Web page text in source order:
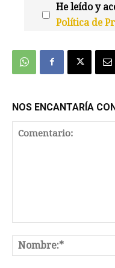
He leído y
Política de
NOS ENCANTARÍA